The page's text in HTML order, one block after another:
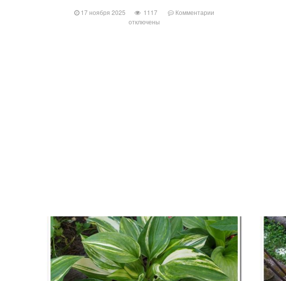
17 ноября 2025 1117
Комментарии
отключены